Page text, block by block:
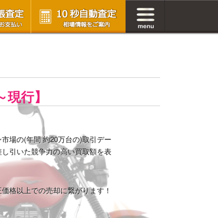
行】
場の(年間 約20万台の)取引デー
引いた競争力の高い買取額を表
格以上での売却に繋がります！